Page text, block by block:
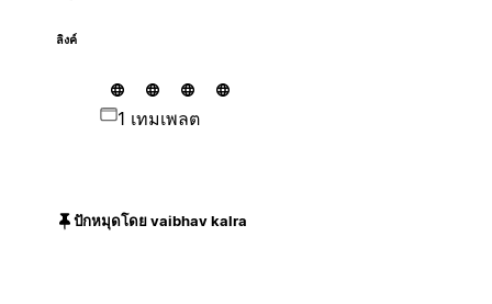
ลิงค์
1 เทมเพลต
ปักหมุดโดย vaibhav kalra